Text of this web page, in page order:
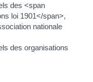
des <span
loi 1901</span>,
nationale
des organisations